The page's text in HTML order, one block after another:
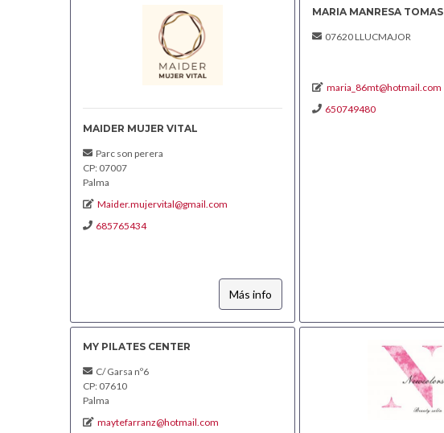
MAIDER MUJER VITAL
Parc son perera
CP: 07007
Palma
Maider.mujervital@gmail.com
685765434
Más info
MARIA MANRESA TOMAS
07620 LLUCMAJOR
maria_86mt@hotmail.com
650749480
MY PILATES CENTER
C/ Garsa nº6
CP: 07610
Palma
maytefarranz@hotmail.com